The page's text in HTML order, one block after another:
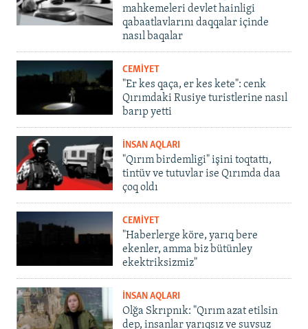
mahkemeleri devlet hainligi
qabaatlavlarını daqqalar içinde
nasıl baqalar
CEMİYET
"Er kes qaça, er kes kete": cenk
Qırımdaki Rusiye turistlerine nasıl
barıp yetti
İNSAN AQLARI
"Qırım birdemligi" işini toqtattı,
tintüv ve tutuvlar ise Qırımda daa
çoq oldı
CEMİYET
"Haberlerge köre, yarıq bere
ekenler, amma biz bütünley
ekektriksizmiz"
İNSAN AQLARI
Olğa Skrıpnık: "Qırım azat etilsin
dep, insanlar yarıqsız ve suvsuz